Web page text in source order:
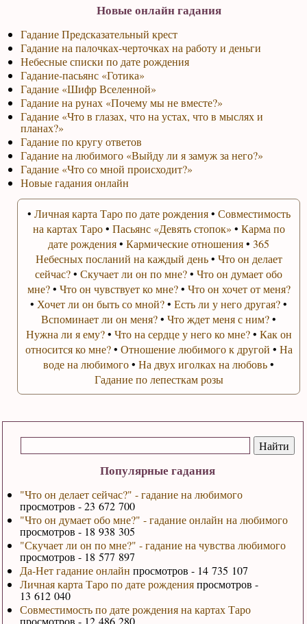
Популярные гадания
"Что он делает сейчас?" - гадание на любимого
просмотров - 23 672 700
"Что он думает обо мне?" - гадание онлайн на любимого
просмотров - 18 938 305
"Скучает ли он по мне?" - гадание на чувства любимого
просмотров - 18 577 897
Да-Нет гадание онлайн просмотров - 14 735 107
Личная карта Таро по дате рожденияпросмотров -
13 612 040
Совместимость по дате рождения на картах Таро
просмотров - 12 486 280
Новые онлайн гадания
Гадание Предсказательный крест
Гадание на палочках-черточках на работу и деньги
Небесные списки по дате рождения
Гадание-пасьянс «Готика»
Гадание «Шифр Вселенной»
Гадание на рунах «Почему мы не вместе?»
Гадание «Что в глазах, что на устах, что в мыслях и
планах?»
Гадание по кругу ответов
Гадание на любимого «Выйду ли я замуж за него?»
Гадание «Что со мной происходит?»
Новые гадания онлайн
• Личная карта Таро по дате рождения• Совместимость
на картах Таро• Пасьянс «Девять стопок» • Карма по
дате рождения•Кармические отношения•365
Небесных посланий на каждый день• Что он делает
сейчас?•Скучает ли он по мне?•Что он думает обо
мне?• Что он чувствует ко мне?• Что он хочет от меня?
• Хочет ли он быть со мной?•Есть ли у него другая?•
Вспоминает ли он меня?•Что ждет меня с ним?•
Нужна ли я ему?• Что на сердце у него ко мне?• Как он
относится ко мне?• Отношение любимого к другой • На
воде на любимого•На двух иголках на любовь•
Гадание по лепесткам розы